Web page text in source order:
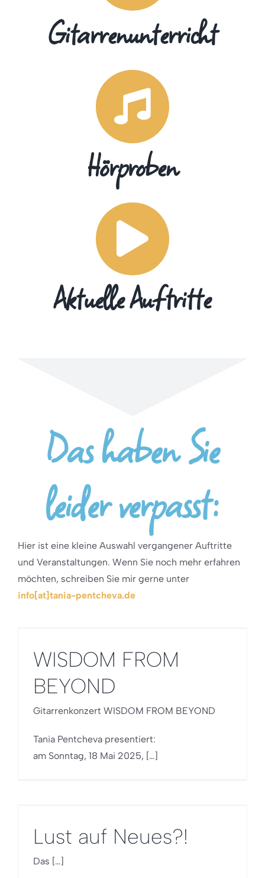
Gitarrenunterricht
Hörproben
Aktuelle Auftritte
Das haben Sie
leider verpasst:
Hier ist eine kleine Auswahl vergangener Auftritte
und Veranstaltungen. Wenn Sie noch mehr erfahren
möchten, schreiben Sie mir gerne unter
info[at]tania-pentcheva.de
WISDOM FROM
BEYOND
Gitarrenkonzert WISDOM FROM BEYOND
Tania Pentcheva presentiert:
am Sonntag, 18 Mai 2025, […]
Lust auf Neues?!
Das […]